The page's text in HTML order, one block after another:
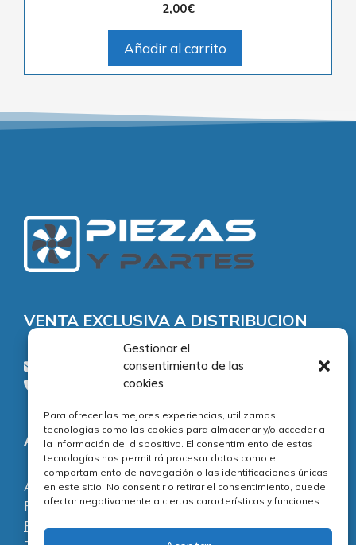
Gestionar el
consentimiento de las
cookies
Para ofrecer las mejores experiencias, utilizamos
tecnologías como las cookies para almacenar y/o acceder a
la información del dispositivo. El consentimiento de estas
tecnologías nos permitirá procesar datos como el
comportamiento de navegación o las identificaciones únicas
en este sitio. No consentir o retirar el consentimiento, puede
afectar negativamente a ciertas características y funciones.
2,00€
Añadir al carrito
VENTA EXCLUSIVA A DISTRIBUCION
consultas@piezasypartes.es
Tel.: 91 811 73 02
Adecuación normativa
Aviso legal
Política de privacidad
Política de cookies